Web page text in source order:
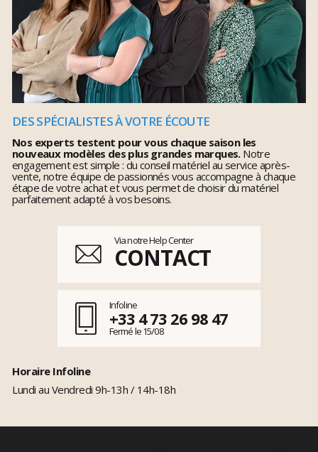
DES SPÉCIALISTES À VOTRE ÉCOUTE
Nos experts testent pour vous chaque saison les
nouveaux modèles des plus grandes marques.Notre
engagement est simple : du conseil matériel au service après-
vente, notre équipe de passionnés vous accompagne à chaque
étape de votre achat et vous permet de choisir du matériel
parfaitement adapté à vos besoins.
Via notre Help Center
CONTACT
Infoline
+33 4 73 26 98 47
Fermé le 15/08
Horaire Infoline
Lundi au Vendredi 9h-13h / 14h-18h